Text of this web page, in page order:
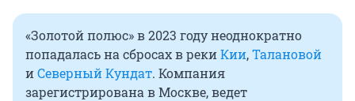
«Золотой полюс» в 2023 году неоднократно
попадалась на сбросах в рекиКии,Талановой
иСеверный Кундат. Компания
зарегистрирована в Москве, ведет